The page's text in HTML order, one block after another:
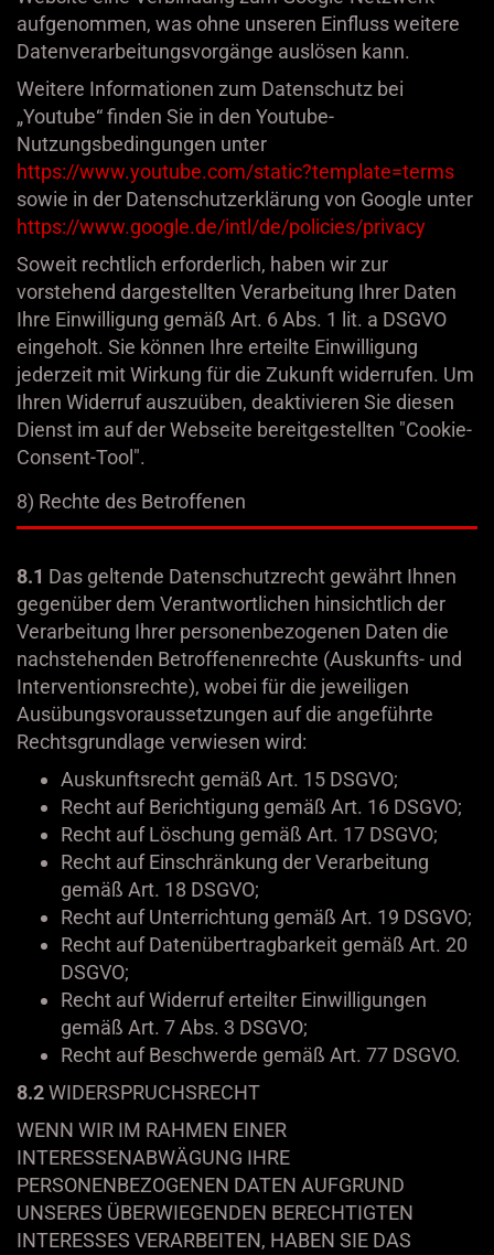
aufgenommen, was ohne unseren Einfluss weitere
Datenverarbeitungsvorgänge auslösen kann.
Weitere Informationen zum Datenschutz bei
„Youtube“ finden Sie in den Youtube-
Nutzungsbedingungen unter
https://www.youtube.com/static?template=terms
sowie in der Datenschutzerklärung von Google unter
https://www.google.de/intl /de/policies/privacy
Soweit rechtlich erforderlich, haben wir zur
vorstehend dargestellten Verarbeitung Ihrer Daten
Ihre Einwilligung gemäß Art. 6 Abs. 1 lit. a DSGVO
eingeholt. Sie können Ihre erteilte Einwilligung
jederzeit mit Wirkung für die Zukunft widerrufen. Um
Ihren Widerruf auszuüben, deaktivieren Sie diesen
Dienst im auf der Webseite bereitgestellten "Cookie-
Consent-Tool".
8) Rechte des Betroffenen
8.1 Das geltende Datenschutzrecht gewährt Ihnen
gegenüber dem Verantwortlichen hinsichtlich der
Verarbeitung Ihrer personenbezogenen Daten die
nachstehenden Betroffenenrechte (Auskunfts- und
Interventionsrechte), wobei für die jeweiligen
Ausübungsvoraussetzungen auf die angeführte
Rechtsgrundlage verwiesen wird:
Auskunftsrecht gemäß Art. 15 DSGVO;
Recht auf Berichtigung gemäß Art. 16 DSGVO;
Recht auf Löschung gemäß Art. 17 DSGVO;
Recht auf Einschränkung der Verarbeitung
gemäß Art. 18 DSGVO;
Recht auf Unterrichtung gemäß Art. 19 DSGVO;
Recht auf Datenübertragbarkeit gemäß Art. 20
DSGVO;
Recht auf Widerruf erteilter Einwilligungen
gemäß Art. 7 Abs. 3 DSGVO;
Recht auf Beschwerde gemäß Art. 77 DSGVO.
8.2WIDERSPRUCHSRECHT
WENN WIR IM RAHMEN EINER
INTERESSENABWÄGUNG IHRE
PERSONENBEZOGENEN DATEN AUFGRUND
UNSERES ÜBERWIEGENDEN BERECHTIGTEN
INTERESSES VERARBEITEN, HABEN SIE DAS